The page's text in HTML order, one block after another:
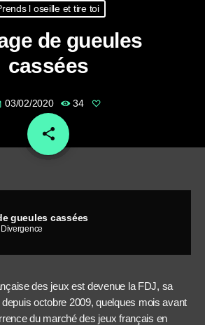
l oseille et tire toi
de gueules
cassées
03/02/2020 34
share
email
gueules cassées
Divergence
des jeux est devenue la FDJ, sa
octobre 2009, quelques mois avant
du marché des jeux français en